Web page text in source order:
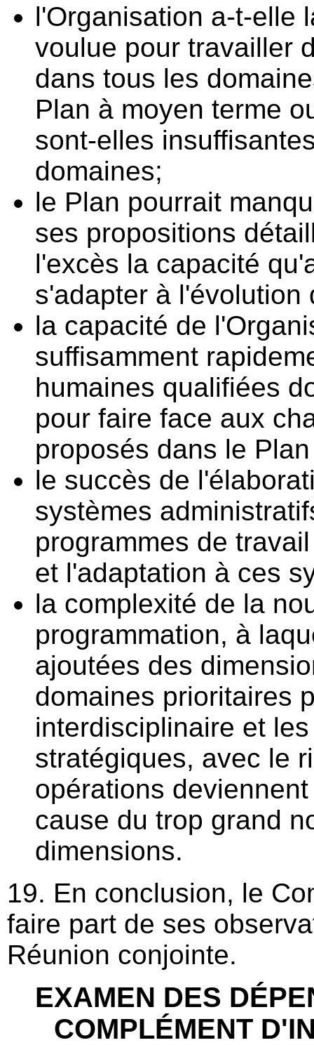
l'Organisation a-t-elle
voulue pour travailler
dans tous les
Plan à moyen terme
sont-elles
domaines;
le Plan pourrait
ses propositions
l'excès la capacité
s'adapter à l'évolution
la capacité de
suffisamment
humaines qualifiées
pour faire face aux
proposés dans le
le succès de
systèmes
programmes de
et l'adaptation à ces
la complexité de la
programmation, à
ajoutées des
domaines prioritaires
interdisciplinaire et
stratégiques, avec le
opérations
cause du trop grand
dimensions.
19. En conclusion, le
faire part de ses
Réunion conjointe.
EXAMEN DES
COMPLÉMENT